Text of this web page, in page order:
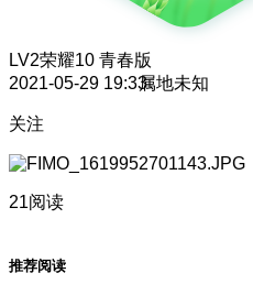
LV2荣耀10 青春版
2021-05-29 19:33属地未知
关注
21阅读
推荐阅读